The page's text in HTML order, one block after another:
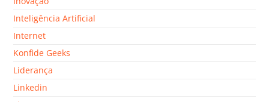
Inteligência Artificial
Internet
Konfide Geeks
Liderança
Linkedin